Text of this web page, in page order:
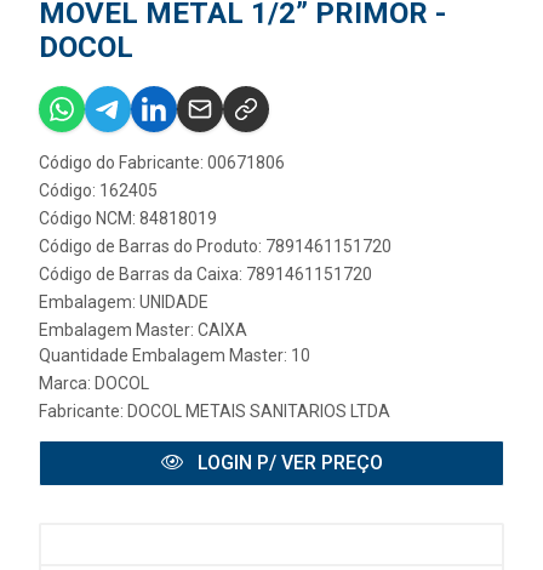
MOVEL METAL 1/2” PRIMOR -
DOCOL
Código do Fabricante: 00671806
Código: 162405
Código NCM: 84818019
Código de Barras do Produto: 7891461151720
Código de Barras da Caixa: 7891461151720
Embalagem: UNIDADE
Embalagem Master: CAIXA
Quantidade Embalagem Master: 10
Marca: DOCOL
Fabricante: DOCOL METAIS SANITARIOS LTDA
LOGIN P/ VER PREÇO